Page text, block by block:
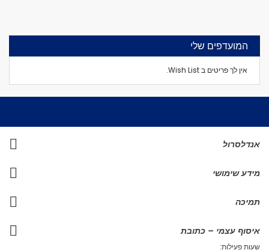
המועדפים שלי
אין לך פריטים ב Wish List.
אנדלסרול
מידע שימושי
תמיכה
איסוף עצמי – כתובת
שעות פעילות: